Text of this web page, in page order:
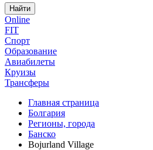
Найти
Online
FIT
Спорт
Образование
Авиабилеты
Круизы
Трансферы
Главная страница
Болгария
Регионы, города
Банско
Bojurland Village